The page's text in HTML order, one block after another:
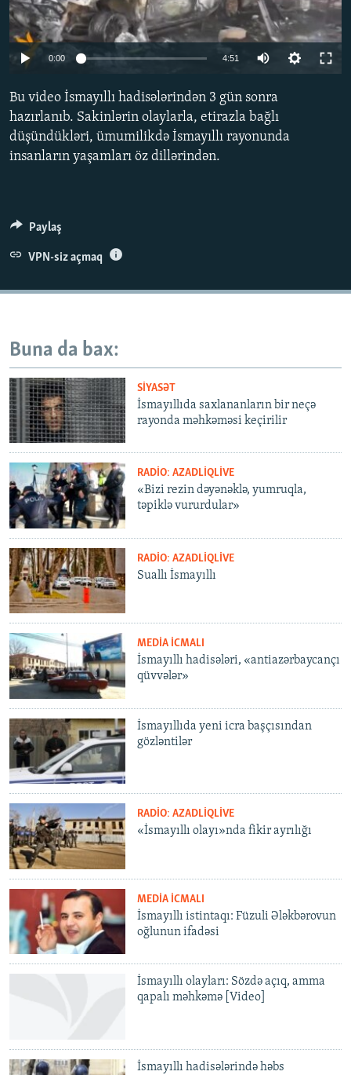
İNFOQRAFIKA
KARIKATURA
AZƏRBAYCAN ƏDƏBIYYATI KITABXANASI
İSLAM VƏ DEMOKRATIYA
İZ - MƏDƏNIYYƏT PROQRAMI
MISSIYAMIZ
PEŞƏ ETIKASI VƏ JURNALISTIKA STANDARTLARIMIZ
MATERIALLARIMIZDAN ISTIFADƏ
AZADLIQRADIOSU MOBIL TELEFONUNUZDA
BIZIMLƏ ƏLAQƏ
XƏBƏR BÜLLETENLƏRIMIZ
BIZI IZLƏ
RFE/RL-in bütün saytları
0:00 4:51
Bu video İsmayıllı hadisələrindən 3 gün sonra
hazırlanıb. Sakinlərin olaylarla, etirazla bağlı
düşündükləri, ümumilikdə İsmayıllı rayonunda
insanların yaşamları öz dillərindən.
Paylaş
VPN-siz açmaq
Buna da bax:
SIYASƏT
İsmayıllıda saxlananların bir neçə
rayonda məhkəməsi keçirilir
RADIO: AZADLIQLIVE
«Bizi rezin dəyənəklə, yumruqla,
təpiklə vururdular»
RADIO: AZADLIQLIVE
Suallı İsmayıllı
MEDIA ICMALI
İsmayıllı hadisələri, «antiazərbaycançı
qüvvələr»
İsmayıllıda yeni icra başçısından
gözləntilər
RADIO: AZADLIQLIVE
«İsmayıllı olayı»nda fikir ayrılığı
MEDIA ICMALI
İsmayıllı istintaqı: Füzuli Ələkbərovun
oğlunun ifadəsi
İsmayıllı olayları: Sözdə açıq, amma
qapalı məhkəmə [Video]
İsmayıllı hadisələrində həbs